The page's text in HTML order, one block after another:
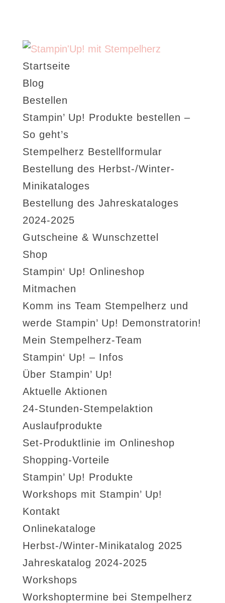
Startseite
Blog
Bestellen
Stampin’ Up! Produkte bestellen –
So geht’s
Stempelherz Bestellformular
Bestellung des Herbst-/Winter-
Minikataloges
Bestellung des Jahreskataloges
2024-2025
Gutscheine & Wunschzettel
Shop
Stampin‘ Up! Onlineshop
Mitmachen
Komm ins Team Stempelherz und
werde Stampin’ Up! Demonstratorin!
Mein Stempelherz-Team
Stampin‘ Up! – Infos
Über Stampin’ Up!
Aktuelle Aktionen
24-Stunden-Stempelaktion
Auslaufprodukte
Set-Produktlinie im Onlineshop
Shopping-Vorteile
Stampin’ Up! Produkte
Workshops mit Stampin’ Up!
Kontakt
Onlinekataloge
Herbst-/Winter-Minikatalog 2025
Jahreskatalog 2024-2025
Workshops
Workshoptermine bei Stempelherz